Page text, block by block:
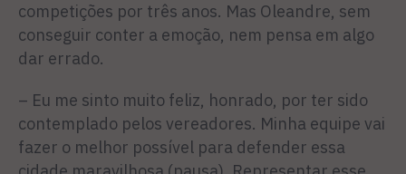
competições por três anos. Mas Oleandre, sem
conseguir conter a emoção, nem pensa em algo
dar errado.
– Eu me sinto muito feliz, honrado, por ter sido
contem­plado pelos vereadores. Minha equipe vai
fazer o melhor pos­sível para defender essa